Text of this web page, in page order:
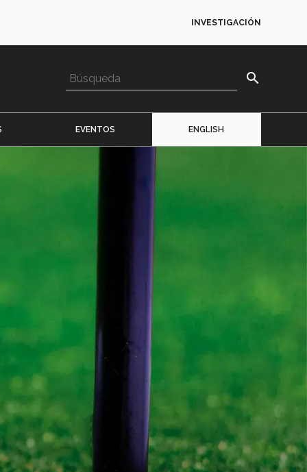
INVESTIGACIÓN
search
EVENTOS ENGLISH